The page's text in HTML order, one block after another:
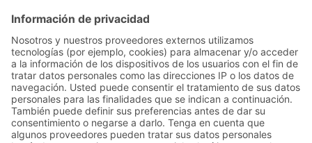
Suministro de mercancías flexible, eficiente y
BITO PRO con buffer de palets integrado